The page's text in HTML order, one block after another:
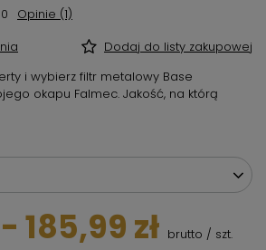
Opinie (1)
Dodaj do listy zakupowej
i wybierz filtr metalowy Base
okapu Falmec. Jakość, na którą
- 185,99 zł brutto / szt.